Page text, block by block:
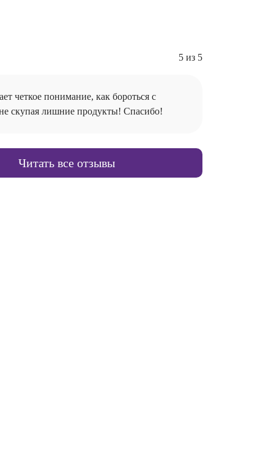
5 из 5
четкое понимание, как бороться с
скупая лишние продукты! Спасибо!
Читать все отзывы